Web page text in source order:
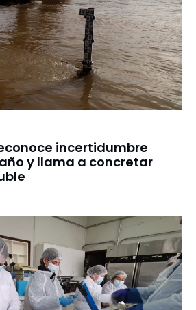
incertidumbre
y llama a concretar